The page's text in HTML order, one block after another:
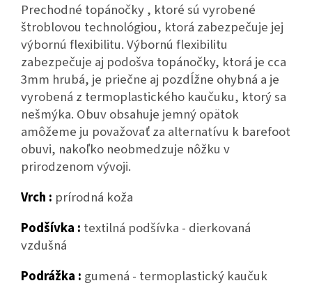
Prechodné topánočky , ktoré sú vyrobené
štroblovou technológiou, ktorá zabezpečuje jej
výbornú flexibilitu. Výbornú flexibilitu
zabezpečuje aj podošva topánočky, ktorá je cca
3mm hrubá, je priečne aj pozdĺžne ohybná a je
vyrobená z termoplastického kaučuku, ktorý sa
nešmýka. Obuv obsahuje jemný opätok
amôžeme ju považovať za alternatívu k barefoot
obuvi, nakoľko neobmedzuje nôžku v
prirodzenom vývoji.
Vrch : prírodná koža
Podšívka : textilná podšívka - dierkovaná
vzdušná
Podrážka : gumená - termoplastický kaučuk